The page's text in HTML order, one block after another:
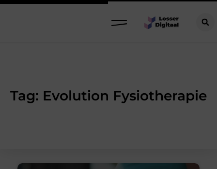
Tag: Evolution Fysiotherapie